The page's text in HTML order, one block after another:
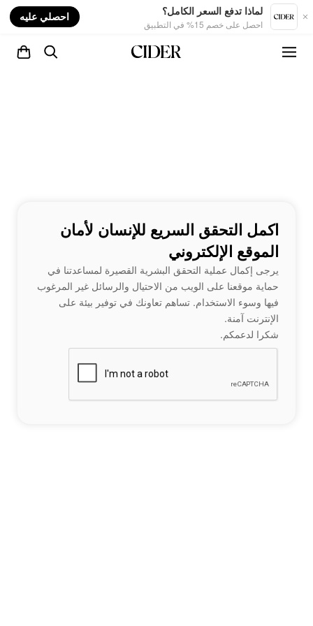
لماذا تدفع السعر الكامل؟
احصل على خصم 15% في التطبيق
احصلي عليه
اكمل التحقق السريع للإنسان لأمان
الموقع الإلكتروني
يرجى إكمال عملية التحقق البشرية القصيرة لمساعدتنا في
حماية موقعنا على الويب من الاحتيال والرسائل غير المرغوب
فيها وسوء الاستخدام. تساهم تعاونك في توفير بيئة على
الإنترنت آمنة.
شكرا لدعمكم.